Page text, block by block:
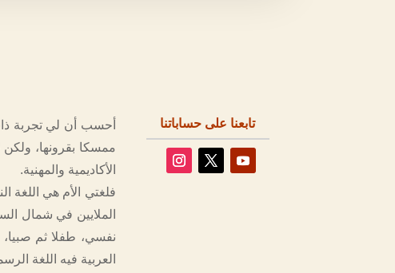
أحسب أن لي تجربة
ممسكا بقرونها،
الأكاديمية والمهنية.
فلغتي الأم هي اللغة
الملايين في شمال
نفسي، طفلا ثم
العربية فيه اللغة
تابعنا على حساباتنا